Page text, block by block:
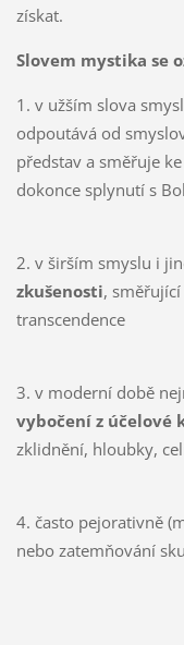
získat.
Slovem mystika se
1. v užším slova
odpoutává od
představ a směřuje
dokonce splynutí s
2. v širším smyslu i
zkušenosti,
transcendence
3. v moderní době
vybočení z účelové
zklidnění, hloubky,
4. často pejorativně
nebo zatemňování